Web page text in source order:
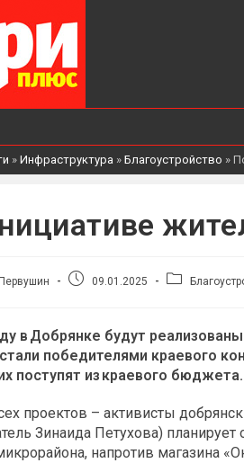
» Инфраструктура » Благоустройство »
Запись09.01.2025
Рубрика
в Добрянке будут
победителями краевого
поступят из краевого бюджета.
проектов – активисты
Зинаида Петухова)
напротив магазина